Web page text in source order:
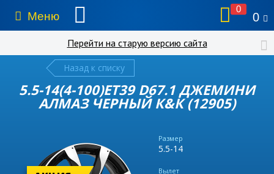
Меню
0
0
Перейти на старую версию сайта
Назад к списку
5.5-14(4-100)ET39 D67.1 ДЖЕМИНИ
АЛМАЗ ЧЕРНЫЙ К&К (12905)
Размер
5.5-14
Вылет